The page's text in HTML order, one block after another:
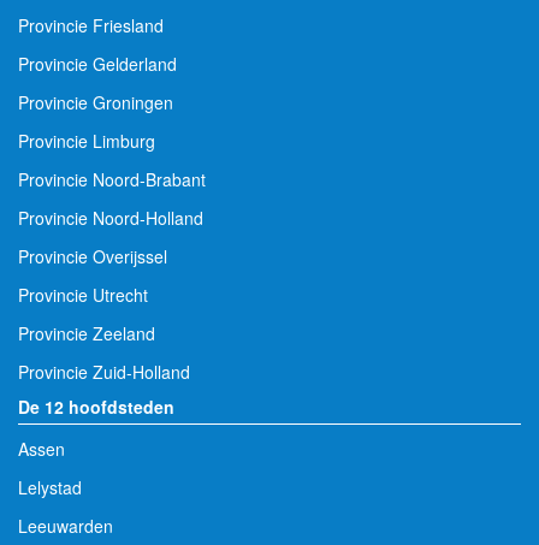
Provincie Friesland
Provincie Gelderland
Provincie Groningen
Provincie Limburg
Provincie Noord-Brabant
Provincie Noord-Holland
Provincie Overijssel
Provincie Utrecht
Provincie Zeeland
Provincie Zuid-Holland
De 12 hoofdsteden
Assen
Lelystad
Leeuwarden